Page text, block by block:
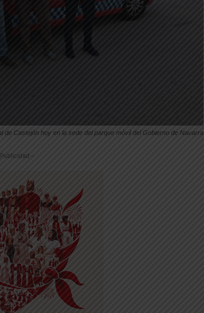
Castejón hoy en la sede del parque móvil del Gobierno de Navarra
Publicidad --